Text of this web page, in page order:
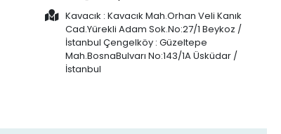
Kavacık : Kavacık Mah.Orhan Veli Kanık
Cad.Yürekli Adam Sok.No:27/1 Beykoz /
İstanbul Çengelköy : Güzeltepe
Mah.BosnaBulvarı No:143/1A Üsküdar /
İstanbul